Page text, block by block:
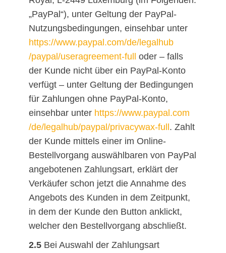
„PayPal“), unter Geltung der PayPal-
Nutzungsbedingungen, einsehbar unter
https://www.paypal.com/de/legalhub
/paypal/useragreement-full oder – falls
der Kunde nicht über ein PayPal-Konto
verfügt – unter Geltung der Bedingungen
für Zahlungen ohne PayPal-Konto,
einsehbar unter https://www.paypal.com
/de/legalhub/paypal/privacywax-full. Zahlt
der Kunde mittels einer im Online-
Bestellvorgang auswählbaren von PayPal
angebotenen Zahlungsart, erklärt der
Verkäufer schon jetzt die Annahme des
Angebots des Kunden in dem Zeitpunkt,
in dem der Kunde den Button anklickt,
welcher den Bestellvorgang abschließt.
2.5Bei Auswahl der Zahlungsart